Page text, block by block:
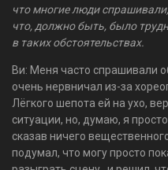
что многие люди
что, должно быть, было
в таких обстоятельствах.
Ви: Меня часто спрашивали
очень нервничал из-за
Лёгкого шепота ей на ухо,
ситуации, но, думаю, я
сказав ничего
подумал, что могу просто